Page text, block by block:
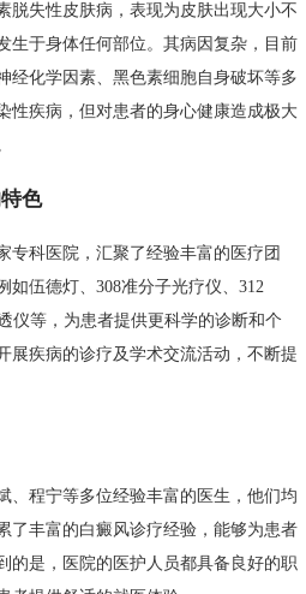
脱失性皮肤病，表现为皮肤出现大小不
生于身体任何部位。其病因复杂，目前
经化学因素、黑色素细胞自身破坏等多
性疾病，但对患者的身心健康造成极大
色
专科医院，汇聚了经验丰富的医疗团
如伍德灯、308准分子光疗仪、312
仪等，为患者提供更科学的诊断和个
展疾病的诊疗及学术交流活动，不断提
、程宁等多位经验丰富的医生，他们均
了丰富的白癜风诊疗经验，能够为患者
的是，医院的医护人员都具备良好的职